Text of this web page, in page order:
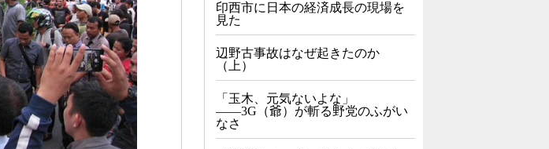
印西市に日本の経済成長の現場を
見た
辺野古事故はなぜ起きたのか
（上）
「玉木、元気ないよな」
――3G（爺）が斬る野党のふがい
なさ